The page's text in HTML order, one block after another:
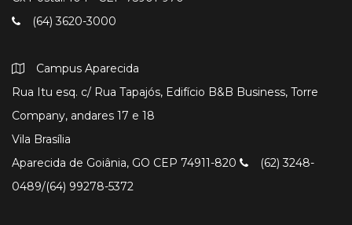
(64) 3620-3000
Campus Aparecida
Rua Itu esq. c/ Rua Tapajós, Edifício B&B Business, Torre
Company, andares 17 e 18
Vila Brasília
Aparecida de Goiânia, GO CEP 74911-820
(62) 3248-
0489/(64) 99278-5372